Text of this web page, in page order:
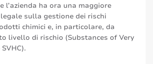
l’azienda ha ora una maggiore
sulla gestione dei rischi
chimici e, in particolare, da
livello di rischio (Substances of Very